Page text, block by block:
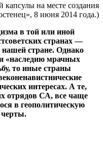
на месте создания
8 июня 2014 года.)
в той или иной
странах —
нашей стране. Однако
«наследию мрачных
то иные страны
интересах. А те,
отрядов СА, все чаще
в геополитическую